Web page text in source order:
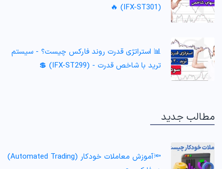
(IFX-ST301) 🔥
📊 استراتژی قدرت روند فارکس چیست؟ - سیستم
ترید با شاخص قدرت - (IFX-ST299) 💲
مطالب جدید
🔦آموزش معاملات خودکار (Automated Trading)